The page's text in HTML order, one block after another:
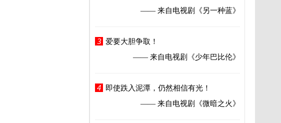
—— 来自电视剧
《另一种蓝》
3
爱要大胆争取！
—— 来自电视剧
《少年巴比伦》
4
即使跌入泥潭，仍然相信有光！
—— 来自电视剧
《微暗之火》